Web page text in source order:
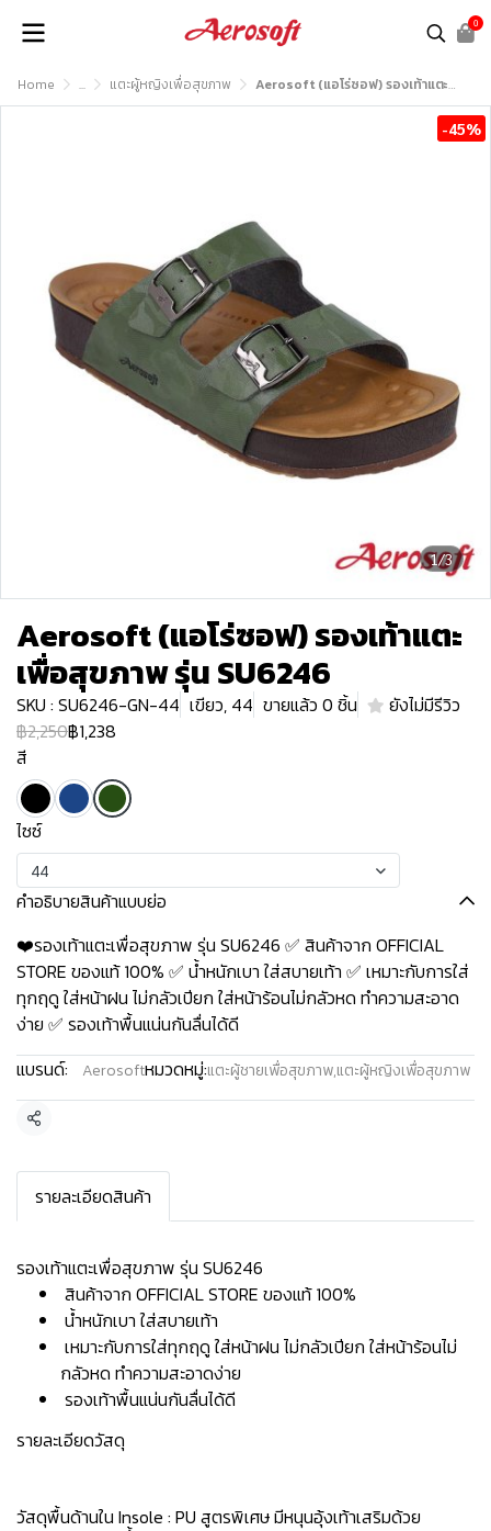
0
Home ... แตะผู้หญิงเพื่อสุขภาพ Aerosoft (แอโร่ซอฟ) รองเท้าแตะเพื่อสุขภาพ รุ่น SU6246
1/3
-45%
Aerosoft (แอโร่ซอฟ) รองเท้าแตะ
เพื่อสุขภาพ รุ่น SU6246
SKU : SU6246-GN-44 เขียว, 44 ขายแล้ว 0 ชิ้น
ยังไม่มีรีวิว
฿2,250฿1,238
สี
ไซซ์
44
คำอธิบายสินค้าแบบย่อ
❤️รองเท้าแตะเพื่อสุขภาพ รุ่น SU6246 ✅ สินค้าจาก OFFICIAL
STORE ของแท้ 100% ✅ น้ำหนักเบา ใส่สบายเท้า ✅ เหมาะกับการใส่
ทุกฤดู ใส่หน้าฝน ไม่กลัวเปียก ใส่หน้าร้อนไม่กลัวหด ทำความสะอาด
ง่าย ✅ รองเท้าพื้นแน่นกันลื่นได้ดี
แบรนด์:
Aerosoftหมวดหมู่:แตะผู้ชายเพื่อสุขภาพ,แตะผู้หญิงเพื่อสุขภาพ
แชร์
รายละเอียดสินค้า
รองเท้าแตะเพื่อสุขภาพ รุ่น SU6246
สินค้าจาก OFFICIAL STORE ของแท้ 100%
น้ำหนักเบา ใส่สบายเท้า
เหมาะกับการใส่ทุกฤดู ใส่หน้าฝน ไม่กลัวเปียก ใส่หน้าร้อนไม่
กลัวหด ทำความสะอาดง่าย
รองเท้าพื้นแน่นกันลื่นได้ดี
รายละเอียดวัสดุ
วัสดุพื้นด้านใน Insole : PU สูตรพิเศษ มีหนุนอุ้งเท้าเสริมด้วย